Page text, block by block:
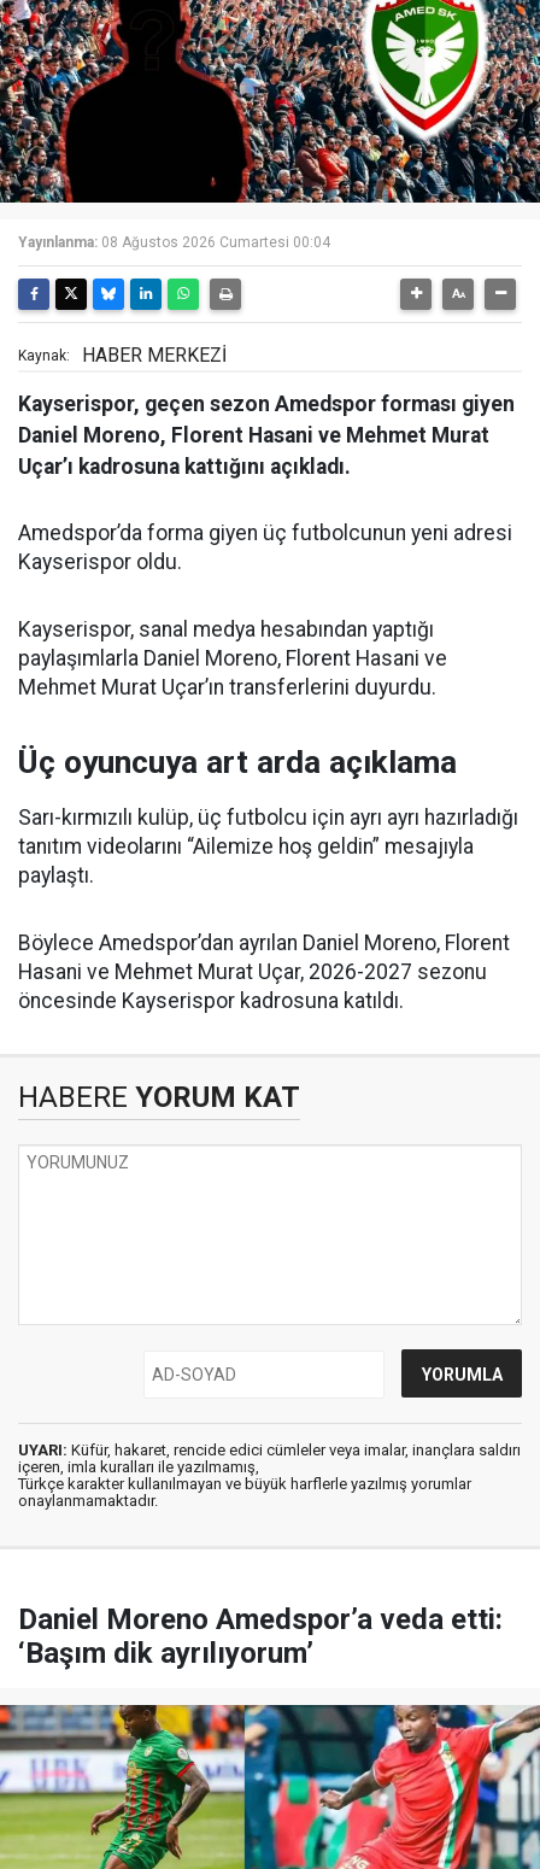
Yayınlanma: 08 Ağustos 2026 Cumartesi 00:04
Kaynak: HABER MERKEZİ
Kayserispor, geçen sezon Amedspor forması giyen
Daniel Moreno, Florent Hasani ve Mehmet Murat
Uçar’ı kadrosuna kattığını açıkladı.
Amedspor’da forma giyen üç futbolcunun yeni adresi
Kayserispor oldu.
Kayserispor, sanal medya hesabından yaptığı
paylaşımlarla Daniel Moreno, Florent Hasani ve
Mehmet Murat Uçar’ın transferlerini duyurdu.
Üç oyuncuya art arda açıklama
Sarı-kırmızılı kulüp, üç futbolcu için ayrı ayrı hazırladığı
tanıtım videolarını “Ailemize hoş geldin” mesajıyla
paylaştı.
Böylece Amedspor’dan ayrılan Daniel Moreno, Florent
Hasani ve Mehmet Murat Uçar, 2026-2027 sezonu
öncesinde Kayserispor kadrosuna katıldı.
HABERE YORUM KAT
UYARI: Küfür, hakaret, rencide edici cümleler veya imalar, inançlara saldırı
içeren, imla kuralları ile yazılmamış,
Türkçe karakter kullanılmayan ve büyük harflerle yazılmış yorumlar
onaylanmamaktadır.
Daniel Moreno Amedspor’a veda etti:
‘Başım dik ayrılıyorum’